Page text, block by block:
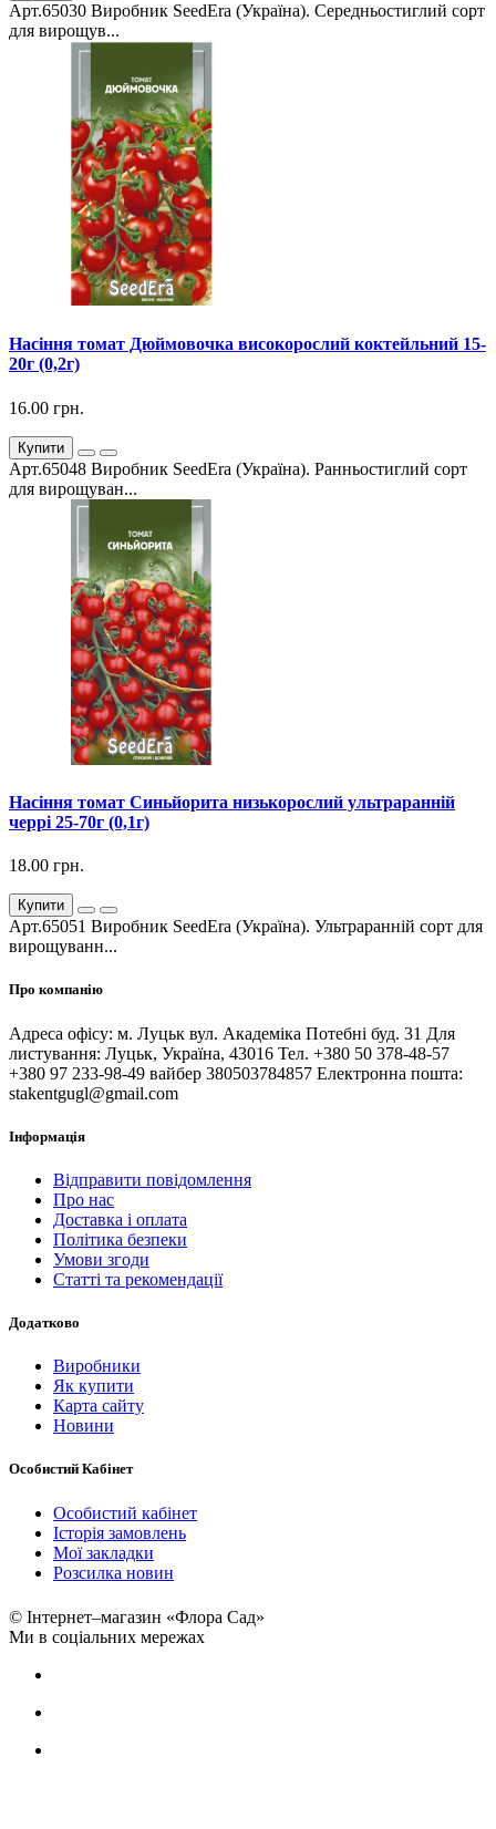
Арт.65030 Виробник SeedEra (Україна). Середньостиглий сорт
для вирощув...
Насіння томат Дюймовочка високорослий коктейльний 15-
20г (0,2г)
16.00 грн.
Купити
Арт.65048 Виробник SeedEra (Україна). Ранньостиглий сорт
для вирощуван...
Насіння томат Синьйорита низькорослий ультраранній
черрі 25-70г (0,1г)
18.00 грн.
Купити
Арт.65051 Виробник SeedEra (Україна). Ультраранній сорт для
вирощуванн...
Про компанію
Адреса офісу: м. Луцьк вул. Академіка Потебні буд. 31 Для
листування: Луцьк, Україна, 43016 Тел. +380 50 378-48-57
+380 97 233-98-49 вайбер 380503784857 Електронна пошта:
stakentgugl@gmail.com
Інформація
Відправити повідомлення
Про нас
Доставка і оплата
Політика безпеки
Умови згоди
Статті та рекомендації
Додатково
Виробники
Як купити
Карта сайту
Новини
Особистий Кабінет
Особистий кабінет
Історія замовлень
Мої закладки
Розсилка новин
© Інтернет–магазин «Флора Сад»
Ми в соціальних мережах